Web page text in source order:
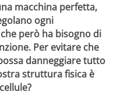
macchina perfetta,
ogni
però ha bisogno di
Per evitare che
danneggiare tutto
struttura fisica è